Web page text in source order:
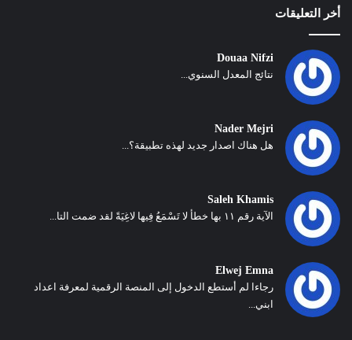
أخر التعليقات
Douaa Nifzi
نتائج المعدل السنوي...
Nader Mejri
هل هناك اصدار جديد لهذه تطبيقة؟...
Saleh Khamis
الآية رقم ١١ بها خطأ لا تَسْمَعُ فِيها لاغِيَةً لقد ضمت التا...
Elwej Emna
رجاءا لم أستطع الدخول إلى المنصة الرقمية لمعرفة اعداد
ابني...